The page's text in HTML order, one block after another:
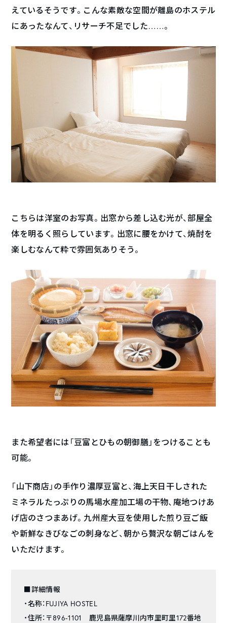
えているそうです。こんな素敵な空間が離島のホステル
にあったなんて、リサーチ不足でした……。
こちらは洋室のお写真。出窓から差し込む光が、部屋全
体を明るく照らしています。出窓に腰をかけて、焼酎を
楽しむなんて粋で雰囲気ありそう。
また希望者には「豆富とひもの朝御膳」をつけることも
可能。
「山下商店」の手作り濃厚豆富と、海上天日干しされた
ミネラルたっぷりの馬場水産加工場の干物、庵地つけあ
げ店のさつまあげ。九州産大豆を使用した煎り豆ご飯
や新鮮なきびなごの刺身など、朝から贅沢な朝ごはんを
いただけます。
■詳細情報
・名称：FUJIYA HOSTEL
・住所：〒896-1101 鹿児島県薩摩川内市里町里172番地